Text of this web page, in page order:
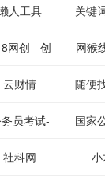
昌论坛
人工具 关键
网创 - 创
项目资源分
下载平台
网猴
个简
的活
源
云财情 随便
员考试-
中公教育网
国家
社科网